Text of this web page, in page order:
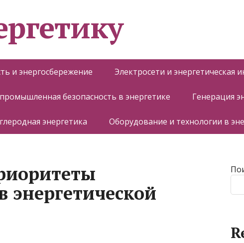
и энергосбережение Электросети и энергетическая
безопасность в энергетике Генерация
энергетика Оборудование и технологии в
энергетической